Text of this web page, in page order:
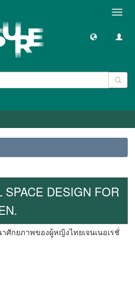
SPACE DESIGN FOR
กยภาพของผู้หญิงไทยเจนเนอเรชั่